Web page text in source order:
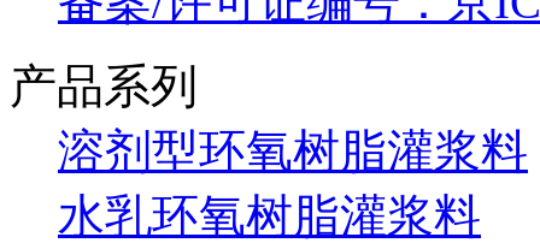
产品系列
溶剂型环氧树脂灌浆料
水乳环氧树脂灌浆料